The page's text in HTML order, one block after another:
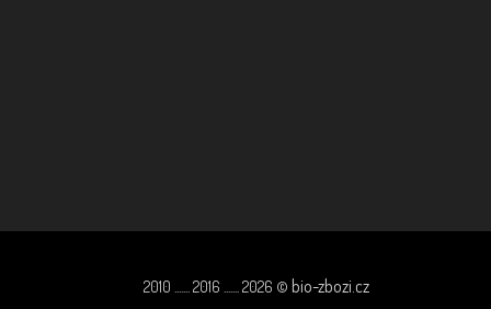
2010 ....... 2016 ....... 2026 © bio-zbozi.cz